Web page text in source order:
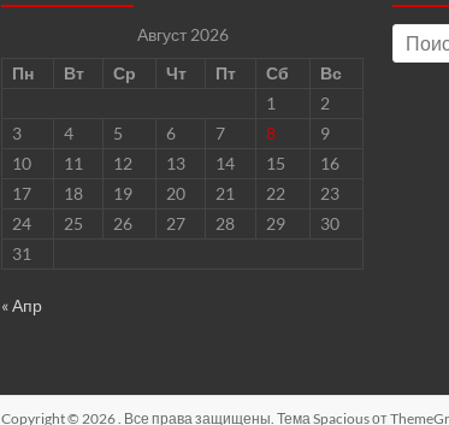
Август 2026
Пн
Вт Ср Чт Пт Сб
Вс
1
2
3
4 5 6 7 8
9
10
11 12 13 14 15
16
17
18 19 20 21 22
23
24
25 26 27 28 29
30
31
« Апр
Copyright © 2026 . Все права защищены. Тема Spaciousот